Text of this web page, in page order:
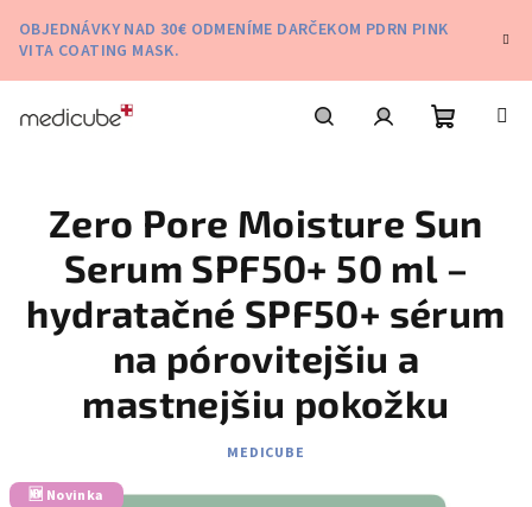
obsah
OBJEDNÁVKY NAD 30€ ODMENÍME DARČEKOM PDRN PINK
VITA COATING MASK.
košík
Zero Pore Moisture Sun
Serum SPF50+ 50 ml –
hydratačné SPF50+ sérum
na pórovitejšiu a
mastnejšiu pokožku
MEDICUBE
🆕 Novinka